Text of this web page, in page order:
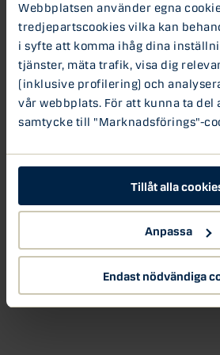
Webbplatsen använder egna
tredjepartscookies vilka kan
i syfte att komma ihåg dina
tjänster, mäta trafik, visa dig
(inklusive profilering) och
vår webbplats. För att kunna ta del
samtycke till "Marknadsförings"-
Tillåt alla
Anpassa
Endast nödvändiga
troligtvis blir värre innan det blir
veckorna. Men på sådär 3
marknadspåverkan att vara
tidigare perioder av epidemier,
Allt det här kommer vi såklart
vecka